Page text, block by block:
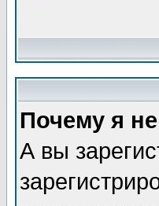
Почему я
А вы